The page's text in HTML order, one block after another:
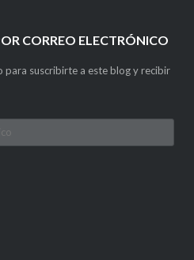
CORREO ELECTRÓNICO
suscribirte a este blog y recibir